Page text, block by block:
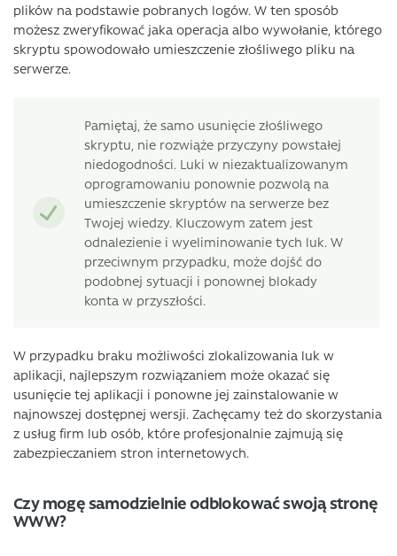
plików na podstawie pobranych logów. W ten sposób
możesz zweryfikować jaka operacja albo wywołanie, którego
skryptu spowodowało umieszczenie złośliwego pliku na
serwerze.
Pamiętaj, że samo usunięcie złośliwego
skryptu, nie rozwiąże przyczyny powstałej
niedogodności. Luki w niezaktualizowanym
oprogramowaniu ponownie pozwolą na
umieszczenie skryptów na serwerze bez
Twojej wiedzy. Kluczowym zatem jest
odnalezienie i wyeliminowanie tych luk. W
przeciwnym przypadku, może dojść do
podobnej sytuacji i ponownej blokady
konta w przyszłości.
W przypadku braku możliwości zlokalizowania luk w
aplikacji, najlepszym rozwiązaniem może okazać się
usunięcie tej aplikacji i ponowne jej zainstalowanie w
najnowszej dostępnej wersji. Zachęcamy też do skorzystania
z usług firm lub osób, które profesjonalnie zajmują się
zabezpieczaniem stron internetowych.
Czy mogę samodzielnie odblokować swoją stronę
WWW?